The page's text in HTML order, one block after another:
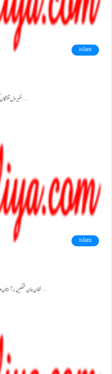
islam
نَفیرِ دل تَفتگان کرب و بلا بَر درِ حسین سیّد الشّہداء عَلٰی جَدِّہ وعَلَیْہِ الصَّلٰوۃُ وَالثَّنَاء یا شہیدِ کربلا…
islam
فَغانِ جانِ غمگین بر آستانِ والا تمکیں اَسداللّٰہ المرتضیٰ کرَّمَ اللّٰہُ وَجْہَــہٗ مُرتَضیٰ شیرِ خدا مَرحَب کُشا خَیبر کَشا…